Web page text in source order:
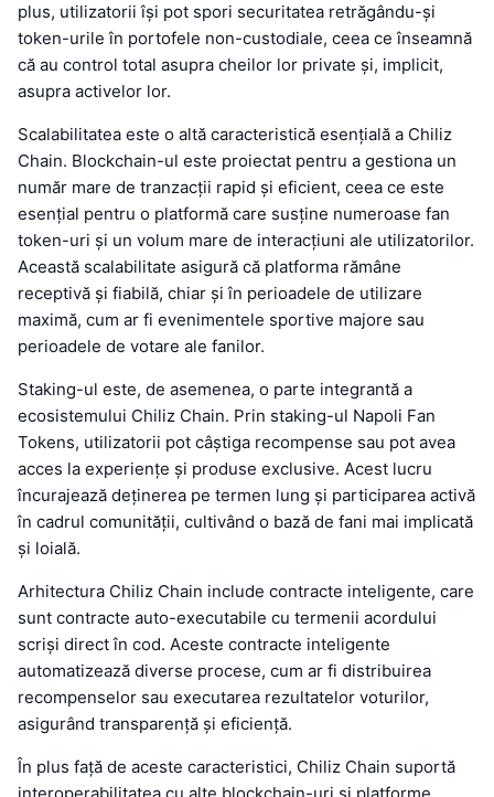
plus, utilizatorii își pot spori securitatea retrăgându-și
token-urile în portofele non-custodiale, ceea ce înseamnă
că au control total asupra cheilor lor private și, implicit,
asupra activelor lor.
Scalabilitatea este o altă caracteristică esențială a Chiliz
Chain. Blockchain-ul este proiectat pentru a gestiona un
număr mare de tranzacții rapid și eficient, ceea ce este
esențial pentru o platformă care susține numeroase fan
token-uri și un volum mare de interacțiuni ale utilizatorilor.
Această scalabilitate asigură că platforma rămâne
receptivă și fiabilă, chiar și în perioadele de utilizare
maximă, cum ar fi evenimentele sportive majore sau
perioadele de votare ale fanilor.
Staking-ul este, de asemenea, o parte integrantă a
ecosistemului Chiliz Chain. Prin staking-ul Napoli Fan
Tokens, utilizatorii pot câștiga recompense sau pot avea
acces la experiențe și produse exclusive. Acest lucru
încurajează deținerea pe termen lung și participarea activă
în cadrul comunității, cultivând o bază de fani mai implicată
și loială.
Arhitectura Chiliz Chain include contracte inteligente, care
sunt contracte auto-executabile cu termenii acordului
scriși direct în cod. Aceste contracte inteligente
automatizează diverse procese, cum ar fi distribuirea
recompenselor sau executarea rezultatelor voturilor,
asigurând transparență și eficiență.
În plus față de aceste caracteristici, Chiliz Chain suportă